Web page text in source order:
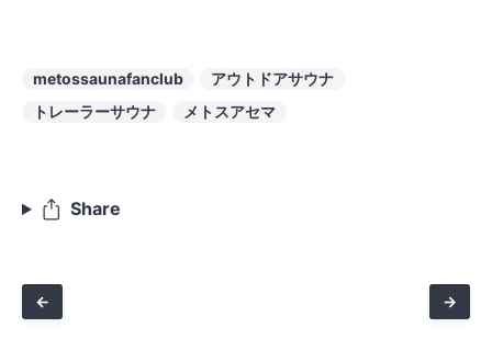
metossaunafanclub
アウトドアサウナ
トレーラーサウナ
メトスアセマ
Share
← →